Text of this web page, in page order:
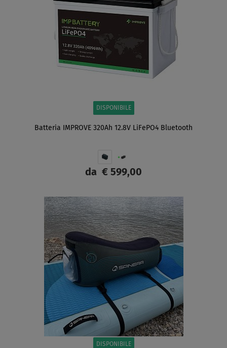
DISPONIBILE
Batteria IMPROVE 320Ah 12.8V LiFePO4 Bluetooth
da € 599,00
SCHERMO
DISPONIBILE